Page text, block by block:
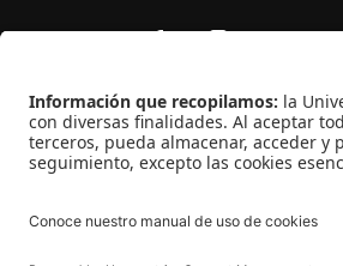
Universidad de los Andes |
Universidad: Decreto 1297
jurídica: Resolución 28 del